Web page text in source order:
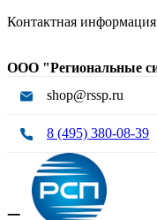
Контактная информация
ООО "Региональные
shop@rssp.ru
8 (495) 380-08-39